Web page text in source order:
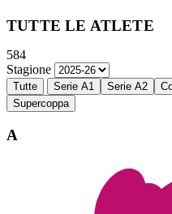
TUTTE LE ATLETE
584
Stagione
Tutte Serie A1 Serie A2
Supercoppa
A